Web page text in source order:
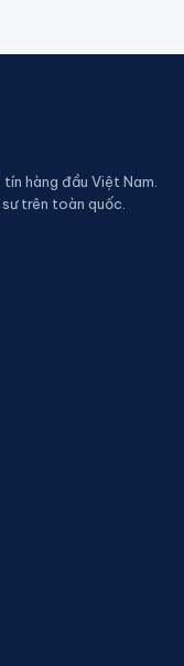
hàng đầu Việt Nam.
trên toàn quốc.